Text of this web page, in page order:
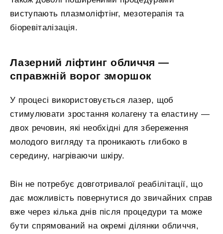
виступають плазмоліфтінг, мезотерапія та
біоревіталізація.
Лазерний ліфтинг обличчя —
справжній ворог зморшок
У процесі використовується лазер, щоб
стимулювати зростання колагену та еластину —
двох речовин, які необхідні для збереження
молодого вигляду та проникають глибоко в
середину, нагріваючи шкіру.
Він не потребує довготривалої реабілітації, що
дає можливість повернутися до звичайних справ
вже через кілька днів після процедури та може
бути спрямований на окремі ділянки обличчя,